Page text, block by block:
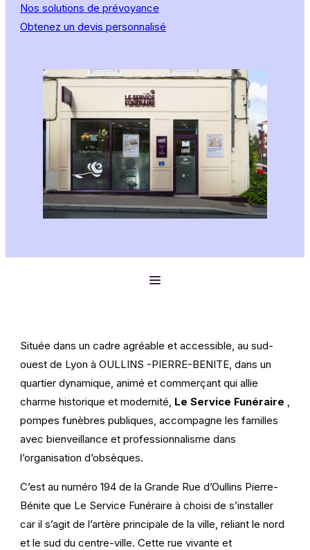
Nos solutions de prévoyance
Obtenez un devis personnalisé
Située dans un cadre agréable et accessible, au sud-
ouest de Lyon à OULLINS -PIERRE-BENITE, dans un
quartier dynamique, animé et commerçant qui allie
charme historique et modernité, Le Service Funéraire
pompes funèbres publiques, accompagne les familles
avec bienveillance et professionnalisme dans
l’organisation d’obsèques.
C’est au numéro 194 de la Grande Rue d’Oullins Pierre-
Bénite que Le Service Funéraire à choisi de s’installer
car il s’agit de l’artère principale de la ville, reliant le nord
et le sud du centre-ville. Cette rue vivante et